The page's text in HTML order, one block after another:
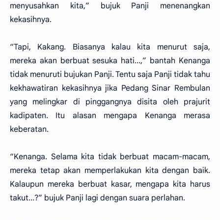
menyusahkan kita,” bujuk Panji menenangkan
kekasihnya.
“Tapi, Kakang. Biasanya kalau kita menurut saja,
mereka akan berbuat sesuka hati...,” bantah Kenanga
tidak menuruti bujukan Panji. Tentu saja Panji tidak tahu
kekhawatiran kekasihnya jika Pedang Sinar Rembulan
yang melingkar di pinggangnya disita oleh prajurit
kadipaten. Itu alasan mengapa Kenanga merasa
keberatan.
“Kenanga. Selama kita tidak berbuat macam-macam,
mereka tetap akan memperlakukan kita dengan baik.
Kalaupun mereka berbuat kasar, mengapa kita harus
takut...?” bujuk Panji lagi dengan suara perlahan.